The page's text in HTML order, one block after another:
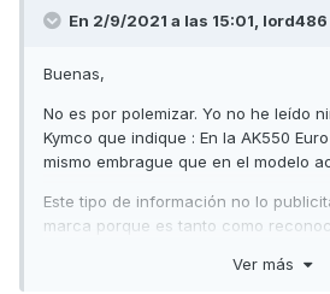
En 2/9/2021 a las 15:01, lord486
Buenas,
No es por polemizar. Yo no he leído
Kymco que indique : En la AK550
mismo embrague que en el modelo
Este tipo de información no lo
marca porque es tanto como
se limitan a esbozar mejoras que a
Ver más